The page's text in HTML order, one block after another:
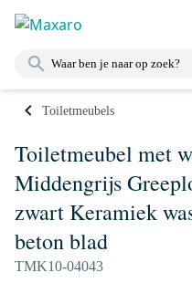
Toiletmeubels
Toiletmeubel met
Middengrijs
zwart Keramiek
beton blad
TMK10-04043